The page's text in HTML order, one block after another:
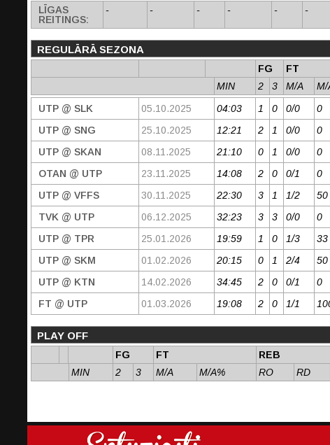
LĪGAS
REITINGS:
- - - - - -
REGULĀRĀ SEZONA
FG
FT
MIN
2 3 M/A M/
UTP @ SLK
05.10.2025 04:03 1 0 0/0 0
UTP @ SNG
25.10.2025 12:21 2 1 0/0 0
UTP @ SKAN
08.11.2025 21:10 0 1 0/0 0
OTAN @ UTP
23.11.2025 14:08 2 0 0/1 0
UTP @ VFFS
30.11.2025 22:30 3 1 1/2 50
TVK @ UTP
06.12.2025 32:23 3 3 0/0 0
UTP @ TPR
25.01.2026 19:59 1 0 1/3 33
UTP @ SKM
01.02.2026 20:15 0 1 2/4 50
UTP @ KTN
14.02.2026 34:45 2 0 0/1 0
FT @ UTP
01.03.2026 19:08 2 0 1/1
PLAY OFF
FG
FT REB
MIN
2 3 M/A M/A% RO RD